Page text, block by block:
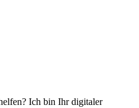
Ich bin Ihr digitaler